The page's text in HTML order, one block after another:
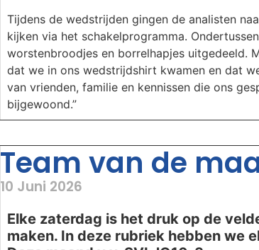
Tijdens de wedstrijden gingen de analisten
kijken via het schakelprogramma.
worstenbroodjes en borrelhapjes uitgedeeld.
dat we in ons wedstrijdshirt kwamen en dat
van vrienden, familie en kennissen die ons
bijgewoond.”
Team van de
10 Juni 2026
Elke zaterdag is het druk op de
maken. In deze rubriek hebben we